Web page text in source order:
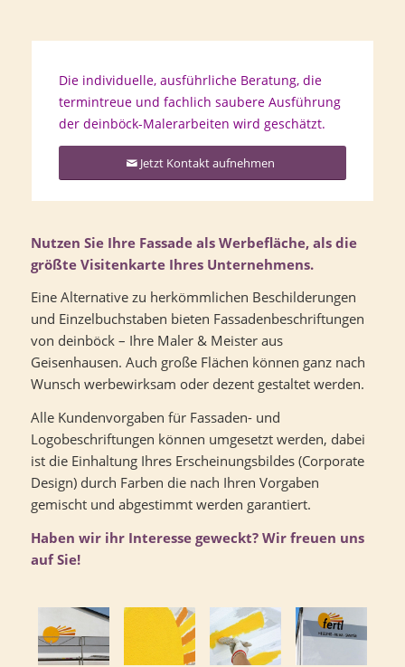
Die individuelle, ausführliche Beratung, die
termintreue und fachlich saubere Ausführung
der deinböck-Malerarbeiten wird geschätzt.
Jetzt Kontakt aufnehmen
Nutzen Sie Ihre Fassade als Werbefläche, als die
größte Visitenkarte Ihres Unternehmens.
Eine Alternative zu herkömmlichen Beschilderungen
und Einzelbuchstaben bieten Fassadenbeschriftungen
von deinböck – Ihre Maler & Meister aus
Geisenhausen. Auch große Flächen können ganz nach
Wunsch werbewirksam oder dezent gestaltet werden.
Alle Kundenvorgaben für Fassaden- und
Logobeschriftungen können umgesetzt werden, dabei
ist die Einhaltung Ihres Erscheinungsbildes (Corporate
Design) durch Farben die nach Ihren Vorgaben
gemischt und abgestimmt werden garantiert.
Haben wir ihr Interesse geweckt? Wir freuen uns
auf Sie!